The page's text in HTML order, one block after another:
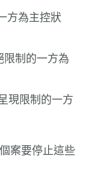
方為主控狀
制的一方為
現限制的一方
案要停止這些